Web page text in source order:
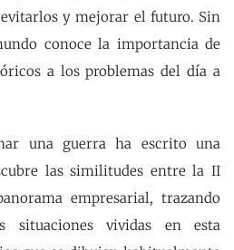
y mejorar el futuro. Sin
conoce la importancia de
a los problemas del día a
una guerra ha escrito una
las similitudes entre la II
empresarial, trazando
situaciones vividas en esta